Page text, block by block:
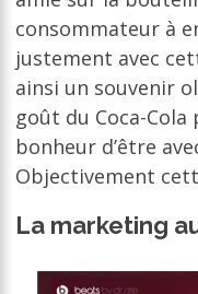
consommateur à
justement avec
ainsi un souvenir
goût du Coca-
bonheur d’être
Objectivement
La marketing